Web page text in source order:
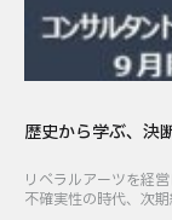
歴史から学ぶ、決
リベラルアーツを経
不確実性の時代、次